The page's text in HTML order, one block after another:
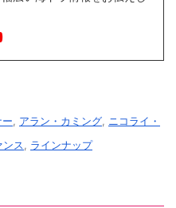
アラン・カミング
ニコライ・
ス ラインナップ